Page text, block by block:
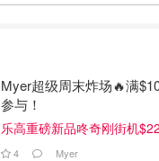
Myer超级周末炸场🔥满
参与！
乐高重磅新品咚奇刚街机
4 Myer